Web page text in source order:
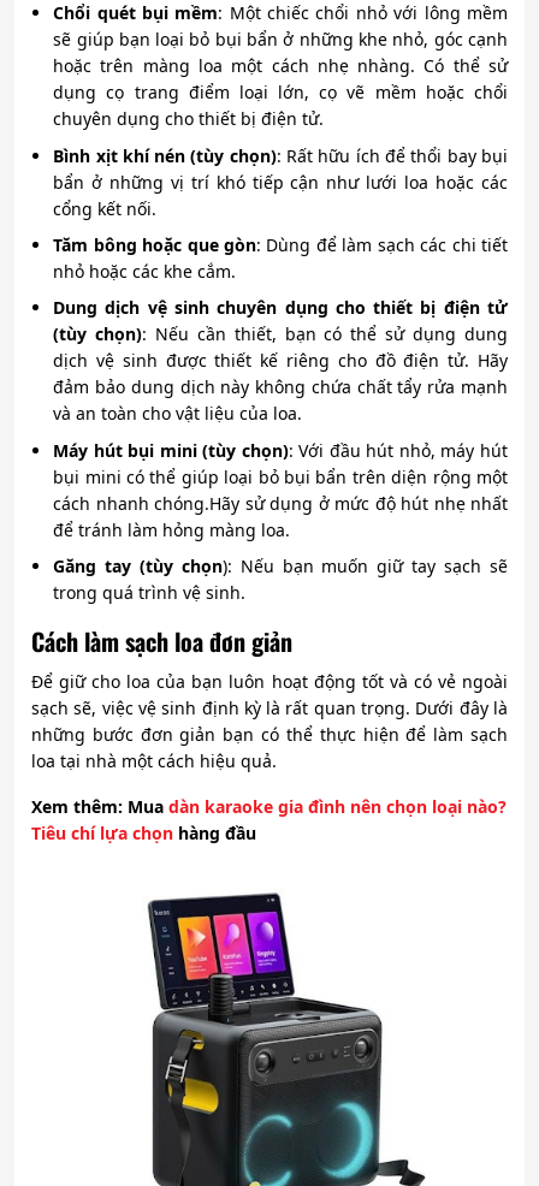
Chổi quét bụi mềm: Một chiếc chổi nhỏ với lông mềm
sẽ giúp bạn loại bỏ bụi bẩn ở những khe nhỏ, góc cạnh
hoặc trên màng loa một cách nhẹ nhàng. Có thể sử
dụng cọ trang điểm loại lớn, cọ vẽ mềm hoặc chổi
chuyên dụng cho thiết bị điện tử.
Bình xịt khí nén (tùy chọn): Rất hữu ích để thổi bay bụi
bẩn ở những vị trí khó tiếp cận như lưới loa hoặc các
cổng kết nối.
Tăm bông hoặc que gòn: Dùng để làm sạch các chi tiết
nhỏ hoặc các khe cắm.
Dung dịch vệ sinh chuyên dụng cho thiết bị điện tử
(tùy chọn): Nếu cần thiết, bạn có thể sử dụng dung
dịch vệ sinh được thiết kế riêng cho đồ điện tử. Hãy
đảm bảo dung dịch này không chứa chất tẩy rửa mạnh
và an toàn cho vật liệu của loa.
Máy hút bụi mini (tùy chọn): Với đầu hút nhỏ, máy hút
bụi mini có thể giúp loại bỏ bụi bẩn trên diện rộng một
cách nhanh chóng.Hãy sử dụng ở mức độ hút nhẹ nhất
để tránh làm hỏng màng loa.
Găng tay (tùy chọn): Nếu bạn muốn giữ tay sạch sẽ
trong quá trình vệ sinh.
Cách làm sạch loa đơn giản
Để giữ cho loa của bạn luôn hoạt động tốt và có vẻ ngoài
sạch sẽ, việc vệ sinh định kỳ là rất quan trọng. Dưới đây là
những bước đơn giản bạn có thể thực hiện để làm sạch
loa tại nhà một cách hiệu quả.
Xem thêm: Mua dàn karaoke gia đình nên chọn loại nào?
Tiêu chí lựa chọn hàng đầu